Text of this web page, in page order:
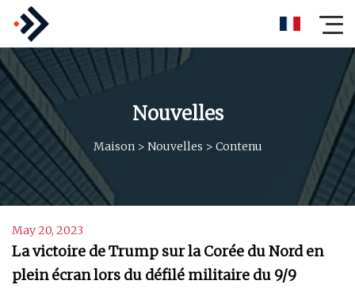
Nouvelles
Maison > Nouvelles > Contenu
May 20, 2023
La victoire de Trump sur la Corée du Nord en
plein écran lors du défilé militaire du 9/9